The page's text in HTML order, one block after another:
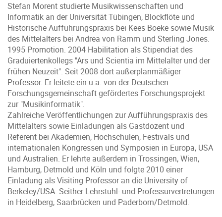
Stefan Morent studierte Musikwissenschaften und
Informatik an der Universität Tübingen, Blockflöte und
Historische Aufführungspraxis bei Kees Boeke sowie Musik
des Mittelalters bei Andrea von Ramm und Sterling Jones.
1995 Promotion. 2004 Habilitation als Stipendiat des
Graduiertenkollegs "Ars und Scientia im Mittelalter und der
frühen Neuzeit". Seit 2008 dort außerplanmäßiger
Professor. Er leitete ein u.a. von der Deutschen
Forschungsgemeinschaft gefördertes Forschungsprojekt
zur "Musikinformatik".
Zahlreiche Veröffentlichungen zur Aufführungspraxis des
Mittelalters sowie Einladungen als Gastdozent und
Referent bei Akademien, Hochschulen, Festivals und
internationalen Kongressen und Symposien in Europa, USA
und Australien. Er lehrte außerdem in Trossingen, Wien,
Hamburg, Detmold und Köln und folgte 2010 einer
Einladung als Visiting Professor an die University of
Berkeley/USA. Seither Lehrstuhl- und Professurvertretungen
in Heidelberg, Saarbrücken und Paderborn/Detmold.